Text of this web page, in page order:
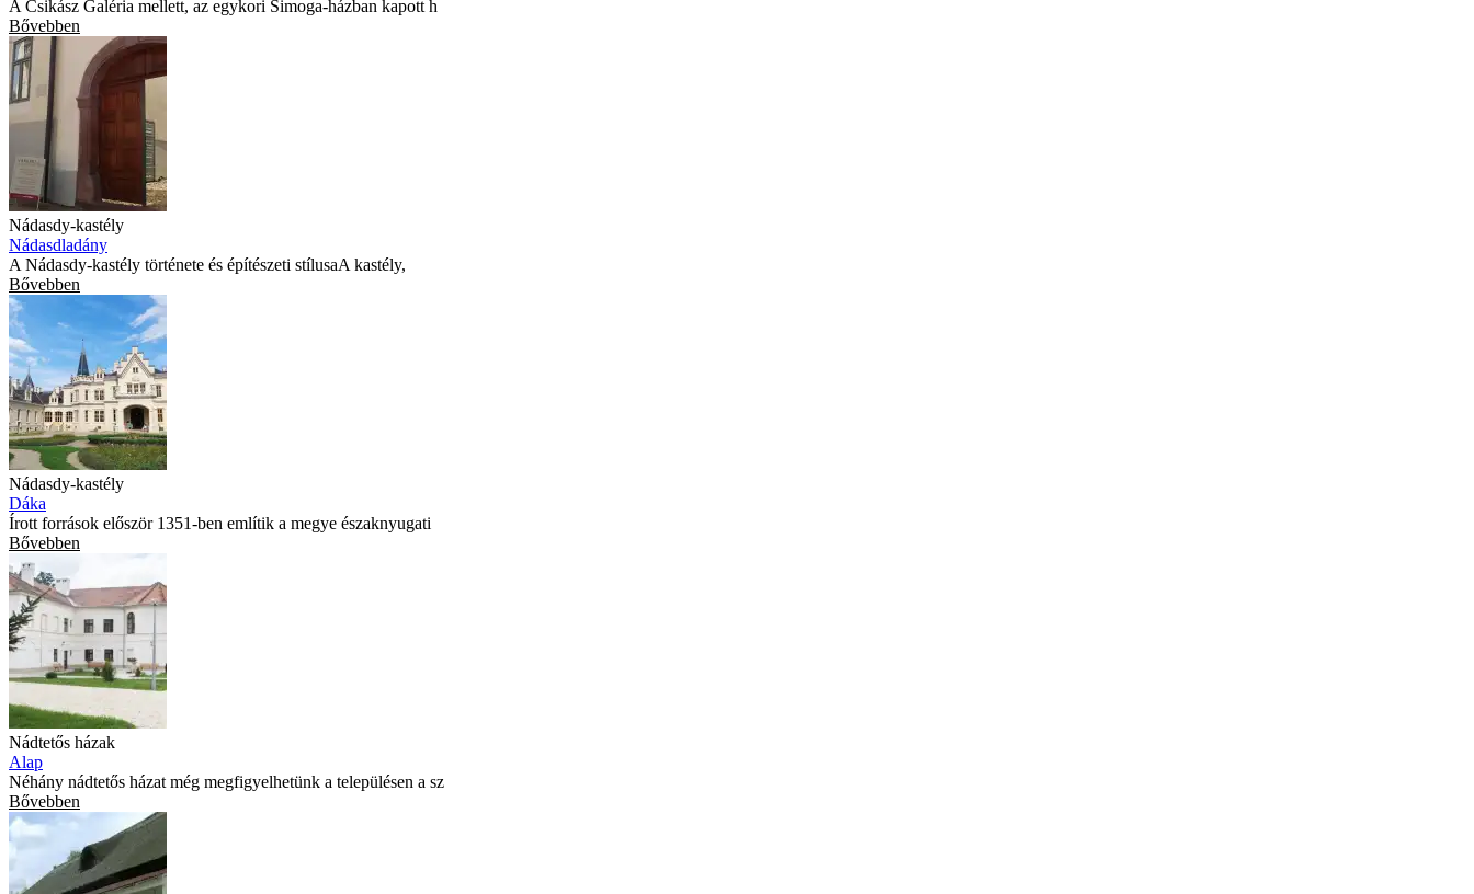
A Csikász Galéria mellett, az egykori Simoga-házban kapott h
Bővebben
Nádasdy-kastély
Nádasdladány
A Nádasdy-kastély története és építészeti stílusaA kastély,
Bővebben
Nádasdy-kastély
Dáka
Írott források először 1351-ben említik a megye északnyugati
Bővebben
Nádtetős házak
Alap
Néhány nádtetős házat még megfigyelhetünk a településen a sz
Bővebben